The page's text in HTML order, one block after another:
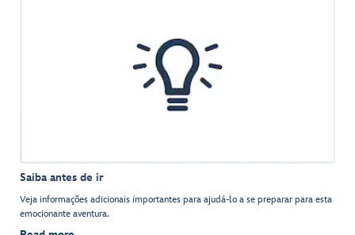
Saiba antes de ir
Veja informações adicionais importantes para ajudá-lo a se preparar para esta
emocionante aventura.